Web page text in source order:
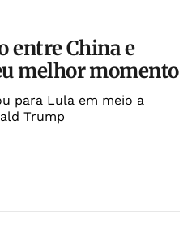
entre China e
melhor momento
para Lula em meio a
Trump